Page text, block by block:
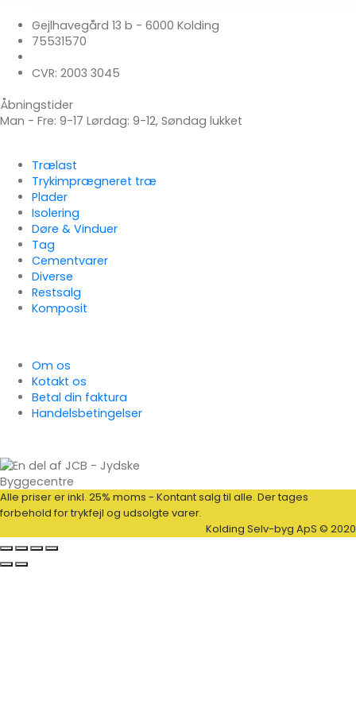
Gejlhavegård 13 b - 6000 Kolding
75531570
CVR: 2003 3045
Åbningstider
Man - Fre: 9-17 Lørdag: 9-12, Søndag lukket
Trælast
Trykimprægneret træ
Plader
Isolering
Døre & Vinduer
Tag
Cementvarer
Diverse
Restsalg
Komposit
Om os
Kotakt os
Betal din faktura
Handelsbetingelser
Alle priser er inkl. 25% moms - Kontant salg til alle. Der tages
forbehold for trykfejl og udsolgte varer.
Kolding Selv-byg ApS © 2020